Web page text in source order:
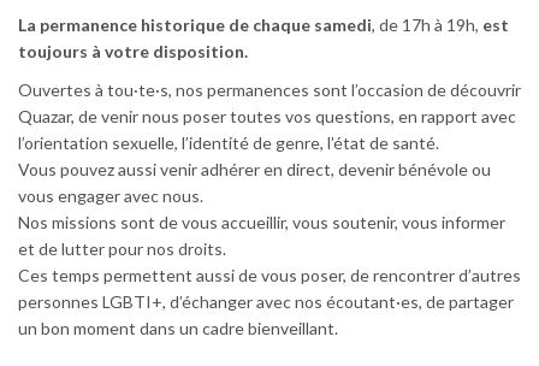
La permanence historique de chaque samedi, de 17h à 19h, est
toujours à votre disposition.
Ouvertes à tou·te·s, nos permanences sont l’occasion de découvrir
Quazar, de venir nous poser toutes vos questions, en rapport avec
l’orientation sexuelle, l’identité de genre, l’état de santé.
Vous pouvez aussi venir adhérer en direct, devenir bénévole ou
vous engager avec nous.
Nos missions sont de vous accueillir, vous soutenir, vous informer
et de lutter pour nos droits.
Ces temps permettent aussi de vous poser, de rencontrer d’autres
personnes LGBTI+, d’échanger avec nos écoutant·es, de partager
un bon moment dans un cadre bienveillant.